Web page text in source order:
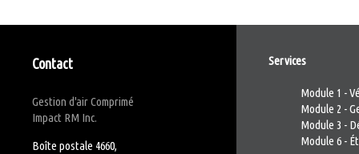
Contact
Gestion d'air Comprimé
Impact RM Inc.
Boîte postale 4660,
Services
Module 1 -
Module 2 -
Module 3 -
Module 6 -